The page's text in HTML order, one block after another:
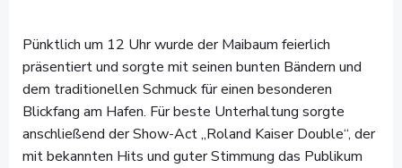
Pünktlich um 12 Uhr wurde der Maibaum feierlich
präsentiert und sorgte mit seinen bunten Bändern und
dem traditionellen Schmuck für einen besonderen
Blickfang am Hafen. Für beste Unterhaltung sorgte
anschließend der Show-Act „Roland Kaiser Double“, der
mit bekannten Hits und guter Stimmung das Publikum